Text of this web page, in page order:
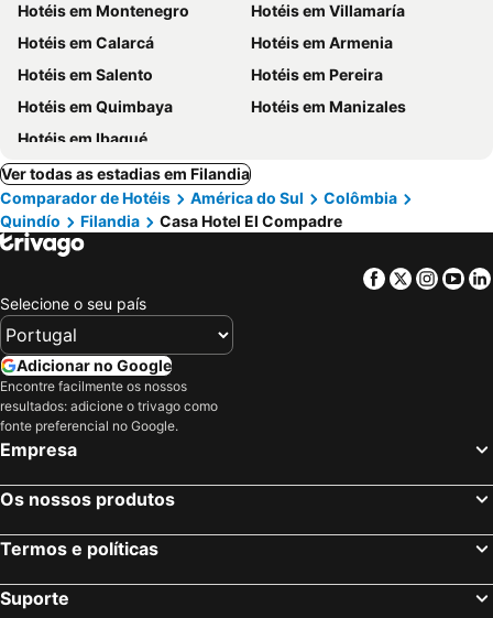
Hotéis em Montenegro
Hotéis em Villamaría
Hotéis em Calarcá
Hotéis em Armenia
Hotéis em Salento
Hotéis em Pereira
Hotéis em Quimbaya
Hotéis em Manizales
Hotéis em Ibagué
Ver todas as estadias em Filandia
Comparador de Hotéis
América do Sul
Colômbia
Quindío
Filandia Casa Hotel El Compadre
Facebook
Twitter
Selecione o seu país
Adicionar no Google
Encontre facilmente os nossos
resultados: adicione o trivago como
fonte preferencial no Google.
Empresa
Os nossos produtos
Termos e políticas
Suporte